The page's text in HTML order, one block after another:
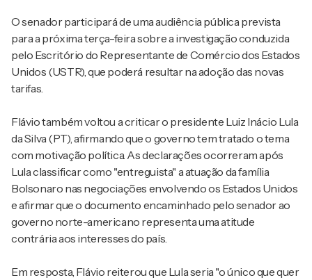
O senador participará de uma audiência pública prevista
para a próxima terça-feira sobre a investigação conduzida
pelo Escritório do Representante de Comércio dos Estados
Unidos (USTR), que poderá resultar na adoção das novas
tarifas.
Flávio também voltou a criticar o presidente Luiz Inácio Lula
da Silva (PT), afirmando que o governo tem tratado o tema
com motivação política. As declarações ocorreram após
Lula classificar como "entreguista" a atuação da família
Bolsonaro nas negociações envolvendo os Estados Unidos
e afirmar que o documento encaminhado pelo senador ao
governo norte-americano representa uma atitude
contrária aos interesses do país.
Em resposta, Flávio reiterou que Lula seria "o único que quer